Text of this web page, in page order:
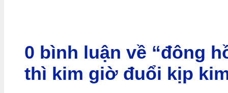
0 bình luận về “đông
thì kim giờ đuổi kịp